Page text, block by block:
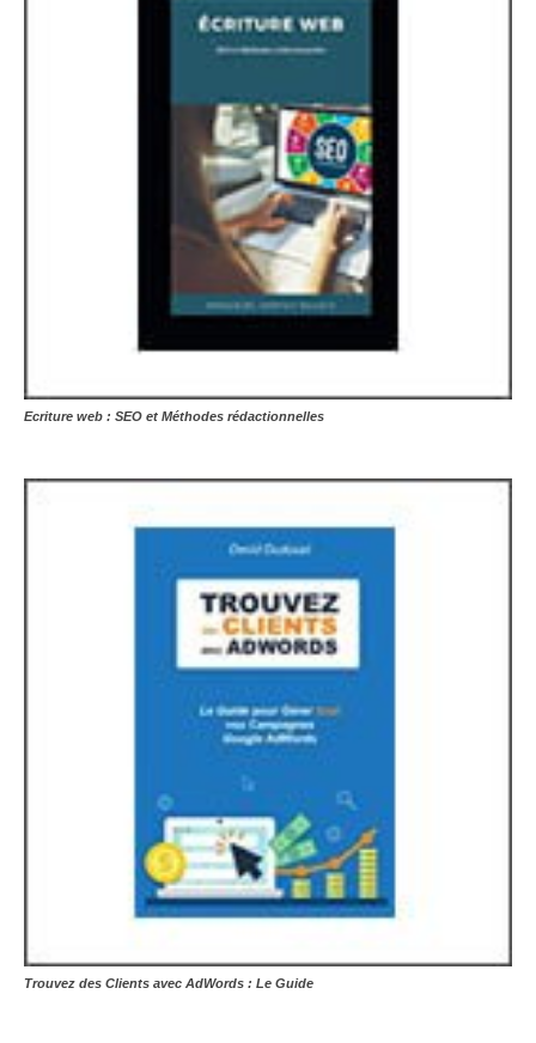
Ecriture web : SEO et Méthodes rédactionnelles
Trouvez des Clients avec AdWords : Le Guide